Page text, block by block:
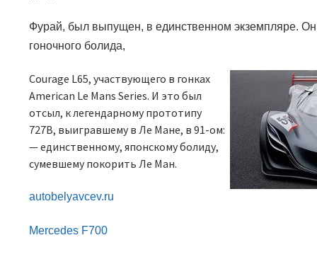
Фурай, был выпущен, в единственном экземпляре.
гоночного болида,
Courage L65, участвующего в гонках
American Le Mans Series. И это был
отсыл, к легендарному прототипу
727B, выигравшему в Ле Мане, в 91-ом:
—единственному, японскому болиду,
сумевшему покорить Ле Ман.
autobelyavcev.ru
Mercedes F700